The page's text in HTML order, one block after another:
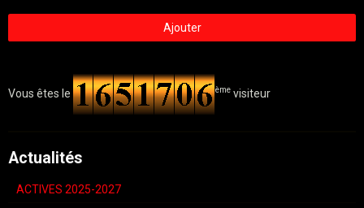
Ajouter
Vous êtes le ème visiteur
Actualités
ACTIVES 2025-2027